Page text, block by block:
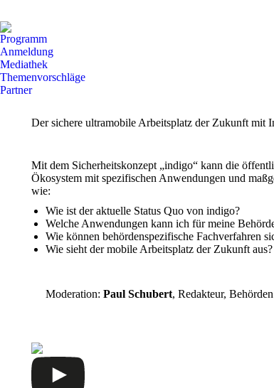
Seite
wird
in
einem
neuen
geöffnet
wird
in
einem
neuen
geöffnet
wird
einem
geöffnet
Programm
Anmeldung
Mediathek
Themenvorschläge
Partner
Der sichere ultramobile Arbeitsplatz der Zukunft mit
Mit dem Sicherheitskonzept „indigo“ kann die
Ökosystem mit spezifischen Anwendungen und
wie:
Wie ist der aktuelle Status Quo von indigo?
Welche Anwendungen kann ich für meine
Wie können behördenspezifische Fachverfahren
Wie sieht der mobile Arbeitsplatz der Zukunft aus?
Moderation: Paul Schubert, Redakteur,